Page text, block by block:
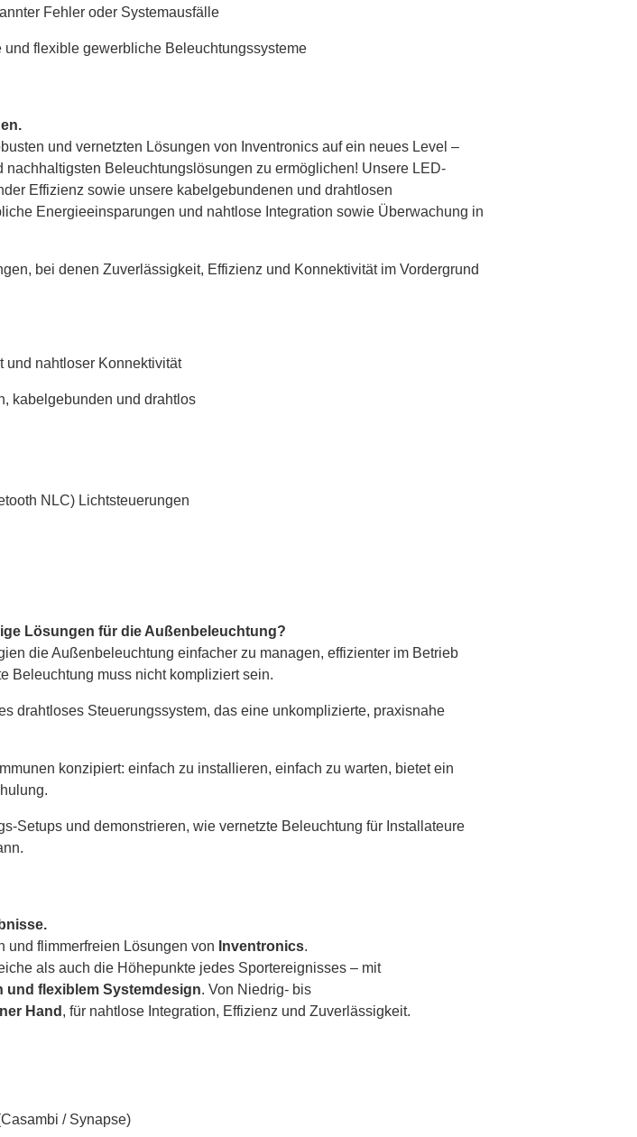
Fehler oder Systemausfälle
und flexible gewerbliche Beleuchtungssysteme
und vernetzten Lösungen von Inventronics auf ein neues Level –
Beleuchtungslösungen zu ermöglichen! Unsere LED-
Effizienz sowie unsere kabelgebundenen und drahtlosen
Energieeinsparungen und nahtlose Integration sowie Überwachung in
bei denen Zuverlässigkeit, Effizienz und Konnektivität im Vordergrund
und nahtloser Konnektivität
kabelgebunden und drahtlos
NLC) Lichtsteuerungen
Lösungen für die Außenbeleuchtung?
die Außenbeleuchtung einfacher zu managen, effizienter im Betrieb
Beleuchtung muss nicht kompliziert sein.
drahtloses Steuerungssystem, das eine unkomplizierte, praxisnahe
konzipiert: einfach zu installieren, einfach zu warten, bietet ein
Setups und demonstrieren, wie vernetzte Beleuchtung für Installateure
und flimmerfreien Lösungen von Inventronics.
als auch die Höhepunkte jedes Sportereignisses – mit
flexiblem Systemdesign. Von Niedrig- bis
Hand , für nahtlose Integration, Effizienz und Zuverlässigkeit.
/ Synapse)